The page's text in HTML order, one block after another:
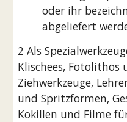
oder ihr
abgeliefert
2 Als
Klischees, Fotolithos
Ziehwerkzeuge,
und Spritzformen,
Kokillen und Filme